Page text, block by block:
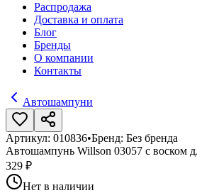
Распродажа
Доставка и оплата
Блог
Бренды
О компании
Контакты
Автошампуни
Артикул: 010836•Бренд: Без бренда
Автошампунь Willson 03057 с воском
329 ₽
Нет в наличии